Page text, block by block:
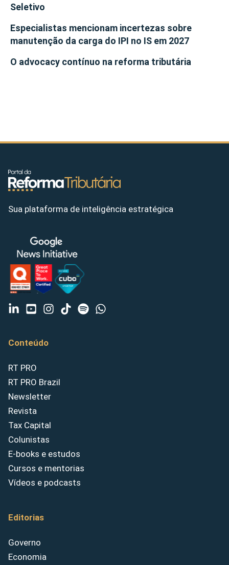
Seletivo
Especialistas mencionam incertezas sobre
manutenção da carga do IPI no IS em 2027
O advocacy contínuo na reforma tributária
Sua plataforma de inteligência estratégica
Conteúdo
RT PRO
RT PRO Brazil
Newsletter
Revista
Tax Capital
Colunistas
E-books e estudos
Cursos e mentorias
Vídeos e podcasts
Editorias
Governo
Economia